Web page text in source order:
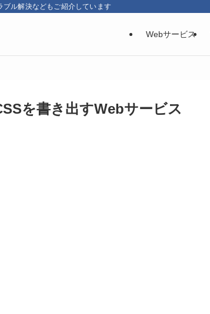
ル解決などもご紹介しています
Webサービス
を書き出すWebサービス